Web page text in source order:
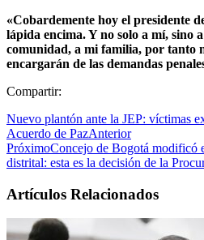
«Cobardemente hoy el presidente
lápida encima. Y no solo a mí, sino
comunidad, a mi familia, por tanto
encargarán de las demandas
Compartir:
Nuevo plantón ante la JEP: víctimas
Acuerdo de PazAnterior
PróximoConcejo de Bogotá modificó
distrital: esta es la decisión de la
Artículos Relacionados